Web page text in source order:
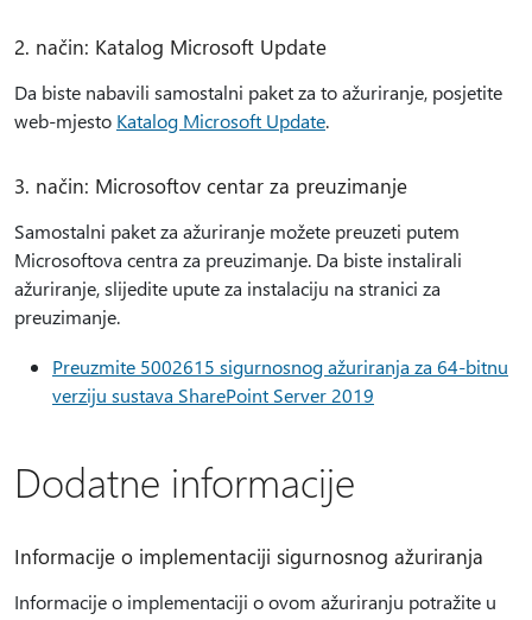
2. način: Katalog Microsoft Update
Da biste nabavili samostalni paket za to ažuriranje, posjetite
web-mjesto Katalog Microsoft Update.
3. način: Microsoftov centar za preuzimanje
Samostalni paket za ažuriranje možete preuzeti putem
Microsoftova centra za preuzimanje. Da biste instalirali
ažuriranje, slijedite upute za instalaciju na stranici za
preuzimanje.
Preuzmite 5002615 sigurnosnog ažuriranja za 64-bitnu
verziju sustava SharePoint Server 2019
Dodatne informacije
Informacije o implementaciji sigurnosnog ažuriranja
Informacije o implementaciji o ovom ažuriranju potražite u